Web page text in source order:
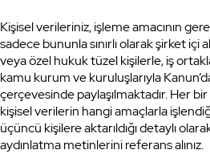
Kişisel verileriniz, işleme amacının
sadece bununla sınırlı olarak şirket içi
veya özel hukuk tüzel kişilerle, iş
kamu kurum ve kuruluşlarıyla
çerçevesinde paylaşılmaktadır. Her
kişisel verilerin hangi amaçlarla
üçüncü kişilere aktarıldığı detaylı
aydınlatma metinlerini referans alınız.